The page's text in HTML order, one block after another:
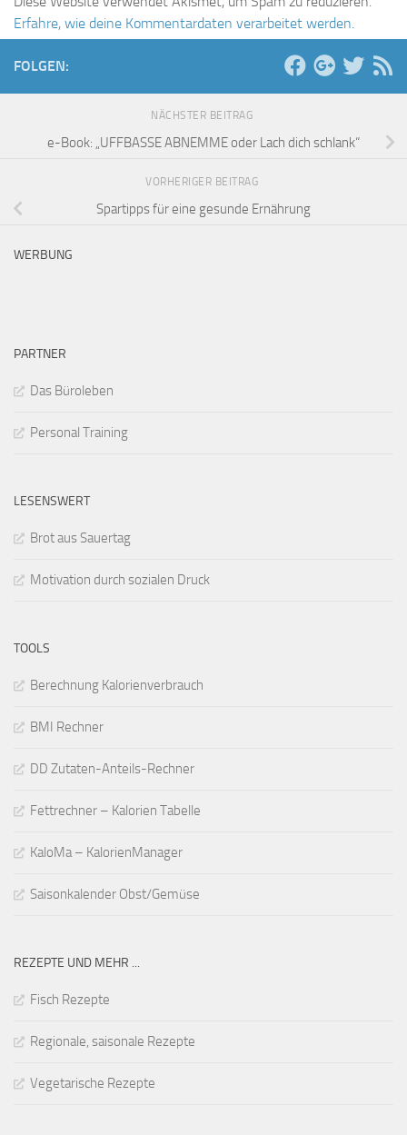
Erfahre, wie deine Kommentardaten verarbeitet werden.
FOLGEN:
NÄCHSTER BEITRAG
e-Book: „UFFBASSE ABNEMME oder Lach dich schlank“
VORHERIGER BEITRAG
Spartipps für eine gesunde Ernährung
WERBUNG
PARTNER
Das Büroleben
Personal Training
LESENSWERT
Brot aus Sauertag
Motivation durch sozialen Druck
TOOLS
Berechnung Kalorienverbrauch
BMI Rechner
DD Zutaten-Anteils-Rechner
Fettrechner – Kalorien Tabelle
KaloMa – KalorienManager
Saisonkalender Obst/Gemüse
REZEPTE UND MEHR ...
Fisch Rezepte
Regionale, saisonale Rezepte
Vegetarische Rezepte